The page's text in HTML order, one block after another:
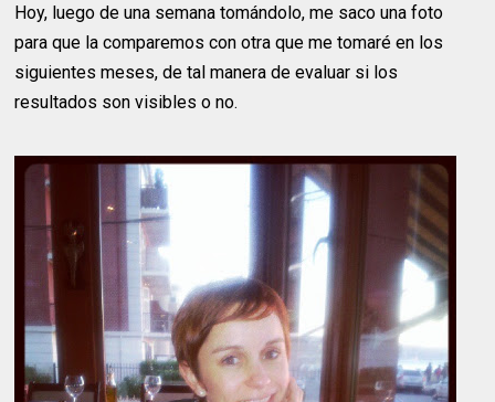
Hoy, luego de una semana tomándolo, me saco una foto
para que la comparemos con otra que me tomaré en los
siguientes meses, de tal manera de evaluar si los
resultados son visibles o no.